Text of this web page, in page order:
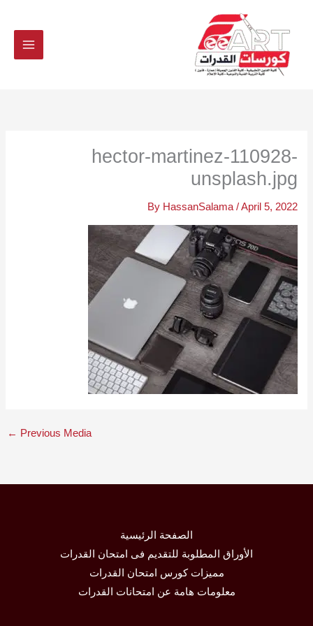
hector-martinez-110928-
unsplash.jpg
By HassanSalama /April 5, 2022
← Previous Media
الصفحة الرئيسية
الأوراق المطلوبة للتقديم فى امتحان القدرات
مميزات كورس امتحان القدرات
معلومات هامة عن امتحانات القدرات